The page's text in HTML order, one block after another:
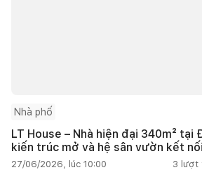
Nhà phố
LT House – Nhà hiện đại 340m² tại
kiến trúc mở và hệ sân vườn kết
27/06/2026, lúc 10:00 3 lượt